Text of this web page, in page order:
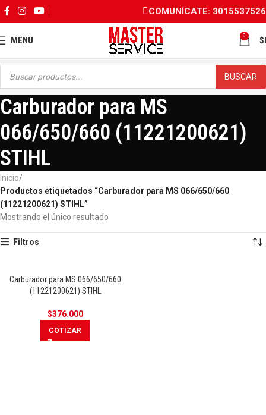
COMUNÍCATE: 3015537526
MENU 0 $
BUSCAR
Carburador para MS
066/650/660 (11221200621)
STIHL
Inicio
Productos etiquetados “Carburador para MS 066/650/660
(11221200621) STIHL”
Mostrando el único resultado
Filtros
Carburador para MS 066/650/660
(11221200621) STIHL
$376.000
COTIZAR